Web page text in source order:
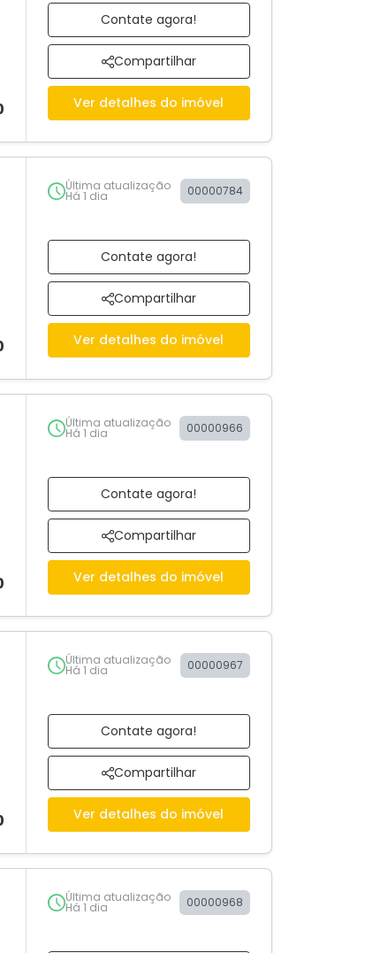
Contate agora!
Compartilhar
Ver detalhes do imóvel
Última atualização
Há 1 dia 00000784
Contate agora!
Compartilhar
Ver detalhes do imóvel
Última atualização
Há 1 dia 00000966
Contate agora!
Compartilhar
Ver detalhes do imóvel
Última atualização
Há 1 dia 00000967
Contate agora!
Compartilhar
Ver detalhes do imóvel
Última atualização
Há 1 dia 00000968